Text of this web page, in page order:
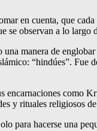
en cuenta, que
se observan a lo largo
manera de
“hindúes”. Fue
como
y rituales religiosos
para hacerse una